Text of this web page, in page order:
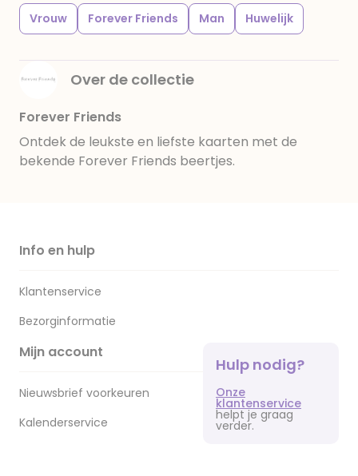
Vrouw Forever Friends Man Huwelijk
Over de collectie
Forever Friends
Ontdek de leukste en liefste kaarten met de
bekende Forever Friends beertjes.
Info en hulp
Klantenservice
Bezorginformatie
Mijn account
Nieuwsbrief voorkeuren
Kalenderservice
Hulp nodig?
Onze
klantenservice
helpt je graag
verder.